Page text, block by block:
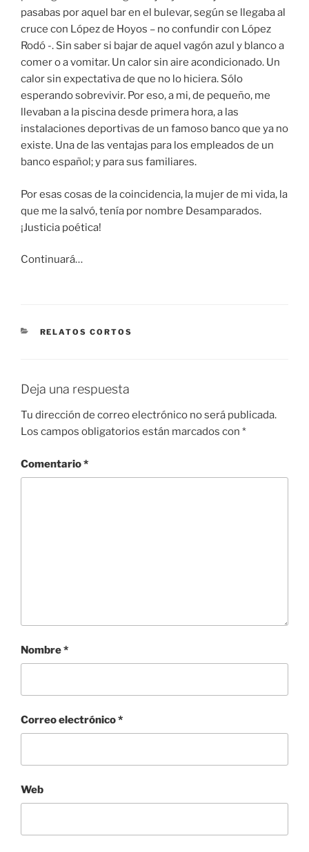
pasabas por aquel bar en el bulevar, según se llegaba al
cruce con López de Hoyos – no confundir con López
Rodó -. Sin saber si bajar de aquel vagón azul y blanco a
comer o a vomitar. Un calor sin aire acondicionado. Un
calor sin expectativa de que no lo hiciera. Sólo
esperando sobrevivir. Por eso, a mi, de pequeño, me
llevaban a la piscina desde primera hora, a las
instalaciones deportivas de un famoso banco que ya no
existe. Una de las ventajas para los empleados de un
banco español; y para sus familiares.
Por esas cosas de la coincidencia, la mujer de mi vida, la
que me la salvó, tenía por nombre Desamparados.
¡Justicia poética!
Continuará…
CATEGORÍAS
RELATOS CORTOS
Deja una respuesta
Tu dirección de correo electrónico no será publicada.
Los campos obligatorios están marcados con *
Comentario*
Nombre*
Correo electrónico*
Web